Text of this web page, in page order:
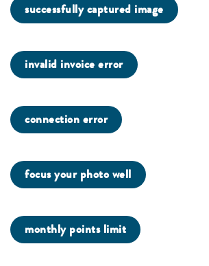
successfully captured image
invalid invoice error
connection error
focus your photo well
monthly points limit